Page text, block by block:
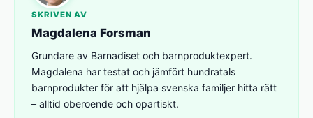
SKRIVEN AV
Magdalena Forsman
Grundare av Barnadiset och barnproduktexpert.
Magdalena har testat och jämfört hundratals
barnprodukter för att hjälpa svenska familjer hitta rätt
– alltid oberoende och opartiskt.